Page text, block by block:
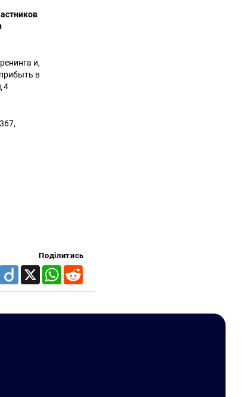
и,
в
4
Поділитись
Messenger
Diigo X WhatsApp